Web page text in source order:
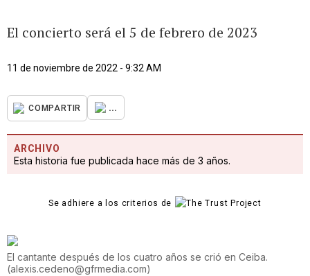
El concierto será el 5 de febrero de 2023
11 de noviembre de 2022 - 9:32 AM
COMPARTIR ...
ARCHIVO
Esta historia fue publicada hace más de 3 años.
Se adhiere a los criterios de
El cantante después de los cuatro años se crió en Ceiba.
(alexis.cedeno@gfrmedia.com)